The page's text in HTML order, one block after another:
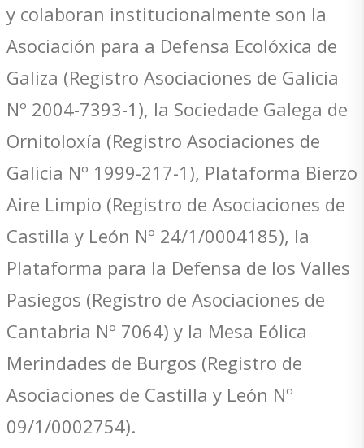
y colaboran institucionalmente son la
Asociación para a Defensa Ecolóxica de
Galiza (Registro Asociaciones de Galicia
Nº 2004-7393-1), la Sociedade Galega de
Ornitoloxía (Registro Asociaciones de
Galicia Nº 1999-217-1), Plataforma Bierzo
Aire Limpio (Registro de Asociaciones de
Castilla y León Nº 24/1/0004185), la
Plataforma para la Defensa de los Valles
Pasiegos (Registro de Asociaciones de
Cantabria Nº 7064) y la Mesa Eólica
Merindades de Burgos (Registro de
Asociaciones de Castilla y León Nº
09/1/0002754).